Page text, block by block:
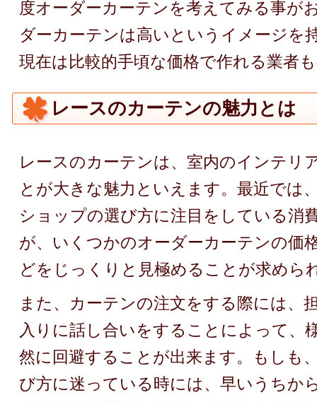
度オーダーカーテンを考えてみる事が
ダーカーテンは高いというイメージを
現在は比較的手頃な価格で作れる業者
レースのカーテンの魅力とは
レースのカーテンは、室内のインテリ
とが大きな魅力といえます。最近では
ショップの選び方に注目をしている消
が、いくつかのオーダーカーテンの価
どをじっくりと見極めることが求めら
また、カーテンの注文をする際には、
入りに話し合いをすることによって、
然に回避することが出来ます。もしも
び方に迷っている時には、早いうちか